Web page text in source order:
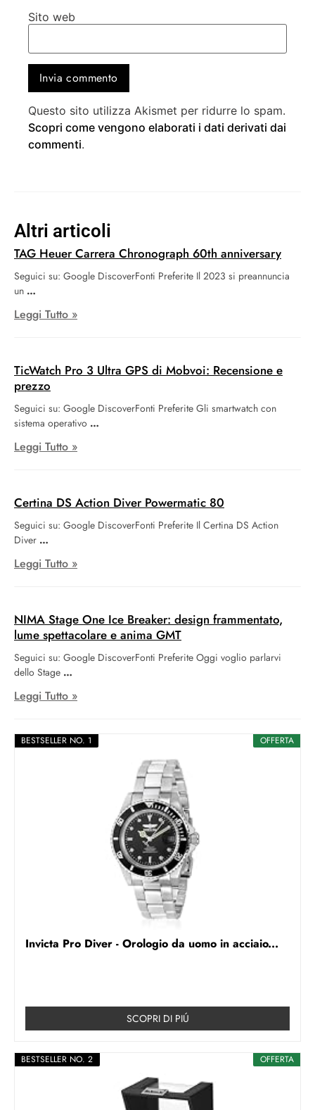
OFFERTA
BESTSELLER NO. 1
Invicta Pro Diver - Orologio da uomo in acciaio...
SCOPRI DI PIÚ
OFFERTA
BESTSELLER NO. 2
Altri articoli
TAG Heuer Carrera Chronograph 60th anniversary
Seguici su: Google DiscoverFonti Preferite Il 2023 si preannuncia
un
Leggi Tutto »
TicWatch Pro 3 Ultra GPS di Mobvoi: Recensione e
prezzo
Seguici su: Google DiscoverFonti Preferite Gli smartwatch con
sistema operativo
Leggi Tutto »
Certina DS Action Diver Powermatic 80
Seguici su: Google DiscoverFonti Preferite Il Certina DS Action
Diver
Leggi Tutto »
NIMA Stage One Ice Breaker: design frammentato,
lume spettacolare e anima GMT
Seguici su: Google DiscoverFonti Preferite Oggi voglio parlarvi
dello Stage
Leggi Tutto »
Sito web
Questo sito utilizza Akismet per ridurre lo spam.
Scopri come vengono elaborati i dati derivati dai
commenti.